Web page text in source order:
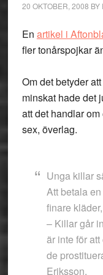
20 OKTOBER, 2008 BY
En artikel i
fler tonårspojkar
Om det betyder
minskat hade det
att det handlar
sex, överlag.
Unga killar
Att betala
finare
– Killar går
är inte för
de
Eriksson.